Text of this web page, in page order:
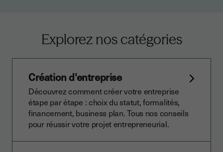
Explorez nos catégories
Création d'entreprise
Découvrez comment créer votre entreprise
étape par étape : choix du statut, formalités,
financement, business plan. Tous nos conseils
pour réussir votre projet entrepreneurial.